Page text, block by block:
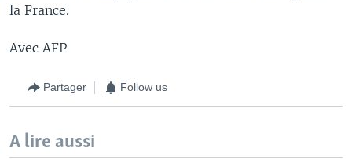
la France.
Avec AFP
Partager Follow us
A lire aussi